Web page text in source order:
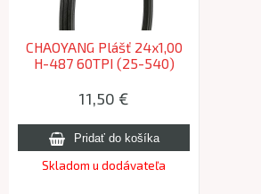
CHAOYANG Plášť 24x1,00
H-487 60TPI (25-540)
11,50 €
Skladom u dodávateľa